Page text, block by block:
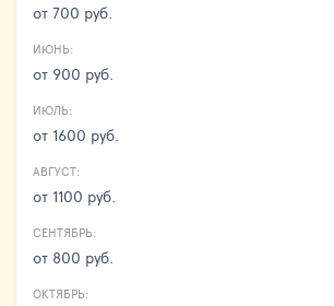
от 700 руб.
ИЮНЬ:
от 900 руб.
ИЮЛЬ:
от 1600 руб.
АВГУСТ:
от 1100 руб.
СЕНТЯБРЬ:
от 800 руб.
ОКТЯБРЬ: